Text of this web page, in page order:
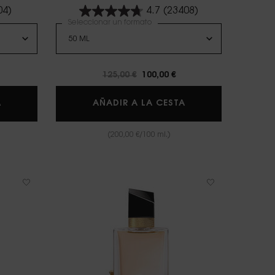
LIBRE FLOWERS AND FLAMES
4.7 (23408)
Seleccionar un formato
Precio antiguo
125,00 € Precio nuevo
100,00 €
AÑADIR A LA CESTA
(200,00 €/100 ml.)